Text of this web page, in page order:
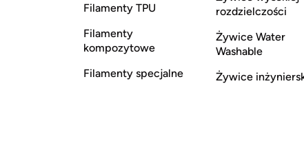
Filamenty TPU
Filamenty
kompozytowe
Filamenty specjalne
rozdzielczości
Żywice Water
Washable
Żywice